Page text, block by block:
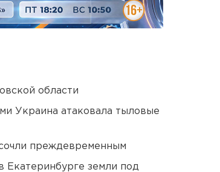
области
Украина атаковала тыловые
преждевременным
Екатеринбурге земли под